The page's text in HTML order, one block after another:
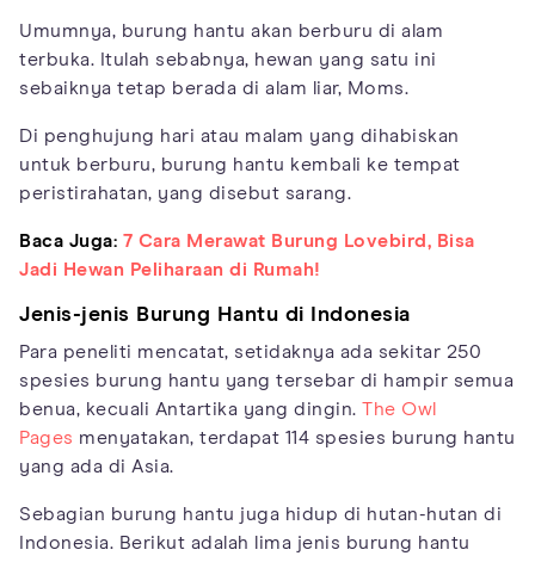
Umumnya, burung hantu akan berburu di alam
terbuka. Itulah sebabnya, hewan yang satu ini
sebaiknya tetap berada di alam liar, Moms.
Di penghujung hari atau malam yang dihabiskan
untuk berburu, burung hantu kembali ke tempat
peristirahatan, yang disebut sarang.
Baca Juga: 7 Cara Merawat Burung Lovebird, Bisa
Jadi Hewan Peliharaan di Rumah!
Jenis-jenis Burung Hantu di Indonesia
Para peneliti mencatat, setidaknya ada sekitar 250
spesies burung hantu yang tersebar di hampir semua
benua, kecuali Antartika yang dingin. The Owl
Pages menyatakan, terdapat 114 spesies burung hantu
yang ada di Asia.
Sebagian burung hantu juga hidup di hutan-hutan di
Indonesia. Berikut adalah lima jenis burung hantu